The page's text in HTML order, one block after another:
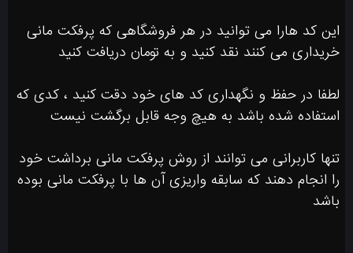
این کد هارا می توانید در هر فروشگاهی که پرفکت مانی
خریداری می کنند نقد کنید و به تومان دریافت کنید
لطفا در حفظ و نگهداری کد های خود دقت کنید ، کدی که
استفاده شده باشد به هیچ وجه قابل برگشت نیست
تنها کاربرانی می توانند از روش پرفکت مانی برداشت خود
را انجام دهند که سابقه واریزی آن ها با پرفکت مانی بوده
باشد